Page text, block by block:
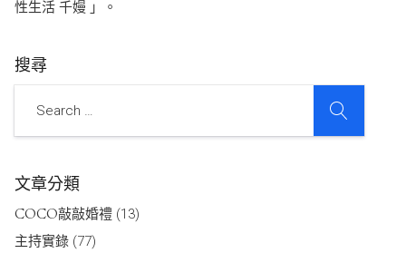
性生活 千嫚 」。
搜尋
文章分類
COCO敲敲婚禮 (13)
主持實錄 (77)